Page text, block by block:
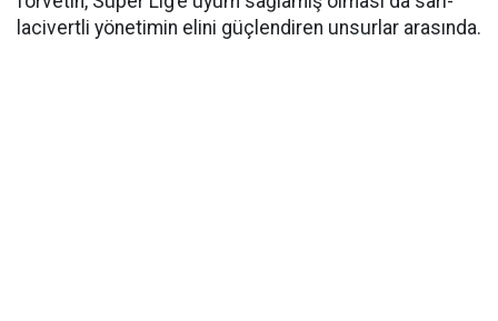
lacivertli yönetimin elini güçlendiren unsurlar arasında.